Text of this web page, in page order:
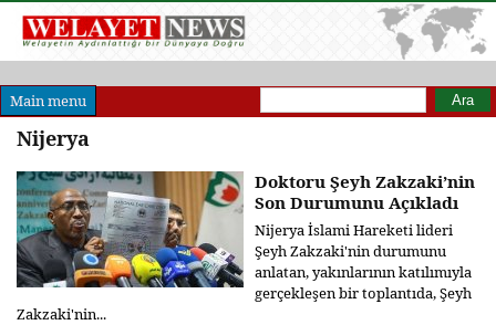
Main menu Arama formu
Ara
Nijerya
Doktoru Şeyh Zakzaki’nin
Son Durumunu Açıkladı
Nijerya İslami Hareketi lideri
Şeyh Zakzaki'nin durumunu
anlatan, yakınlarının katılımıyla
gerçekleşen bir toplantıda, Şeyh
Zakzaki'nin...